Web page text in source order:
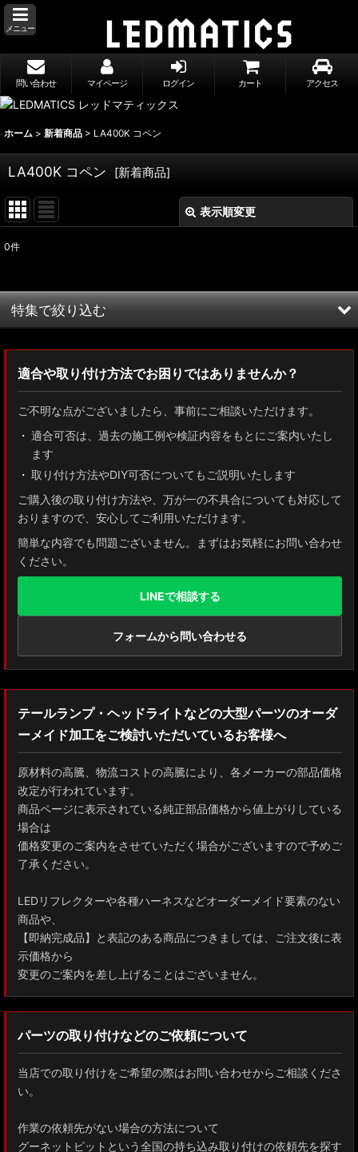
メニュー
問い合わせ マイページ ログイン カート アクセス
ホーム > 新着商品 > LA400K コペン
LA400K コペン [新着商品]
表示順変更
並び順:
0件
特集で絞り込む
ZN8 GR86
GUN125 ハイラックス
AXUH80/85 MXUA80/85 ハリアー
ZSU60 ハリアー
MXAA54 AXAH54/52 RAV4
GDJ150W/151 WTRJ150 ランドクルーザー プラド
ZVG11/ZSG10 カローラクロス
GXPA16 MXPA12 GRヤリス
MXPH10/MXPA10/MXBA10/KSP210 ヤリス
MXPJ10/15 MXPB10/15 ヤリスクロス
ZYX10 NGX50 C-HR
AAHH40W/AAHH45W/TAHA40W ヴェルファイア
AAHH40W/AAHH45W/AGH40W アルファード
AYH30/GGH30/35/AGH30/35 ヴェルファイア
AYH30/GGH30/35/AGH30/35 アルファード
ACR50 エスティマ
ZWR90W/ZWR95W/MZRA90W/MZRA95W ノア/ヴォクシー
ZRR80 ノア/ヴォクシー
NHP17/NSP17NCP17 シエンタ
適合や取り付け方法でお困りではありませんか？
ご不明な点がございましたら、事前にご相談いただけます。
適合可否は、過去の施工例や検証内容をもとにご案内いたし
ます
取り付け方法やDIY可否についてもご説明いたします
ご購入後の取り付け方法や、万が一の不具合についても対応して
おりますので、安心してご利用いただけます。
簡単な内容でも問題ございません。まずはお気軽にお問い合わせ
ください。
LINEで相談する
フォームから問い合わせる
テールランプ・ヘッドライトなどの大型パーツのオーダ
ーメイド加工をご検討いただいているお客様へ
原材料の高騰、物流コストの高騰により、各メーカーの部品価格
改定が行われています。
商品ページに表示されている純正部品価格から値上がりしている
場合は
価格変更のご案内をさせていただく場合がございますので予めご
了承ください。
LEDリフレクターや各種ハーネスなどオーダーメイド要素のない
商品や、
【即納完成品】と表記のある商品につきましては、ご注文後に表
示価格から
変更のご案内を差し上げることはございません。
パーツの取り付けなどのご依頼について
当店での取り付けをご希望の際はお問い合わせからご相談くださ
い。
作業の依頼先がない場合の方法について
グーネットピットという全国の持ち込み取り付けの依頼先を探す